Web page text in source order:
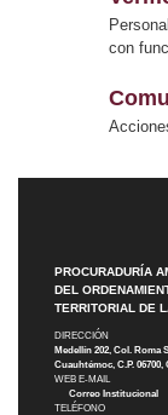
con
PROCURADURÍA
DEL
TERRITORIAL DE
DIRECCIÓN
Medellín 202, Col. Roma
Cuauhtémoc, C.P.
WEB E-MAIL
Correo Institucional
TELÉFONO